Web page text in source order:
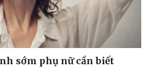
sớm phụ nữ cần biết